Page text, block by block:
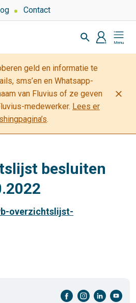
Contact
Zoeken
profiel
Mijn
Fluvius
geld en informatie te
sms’en en Whatsapp-
van Fluvius of ze geven
medewerker. Lees er
.
close
besluiten
overzichtslijst-
facebook-cirkel instagram-cirkel linkedin-cirkel youtube-cirkel